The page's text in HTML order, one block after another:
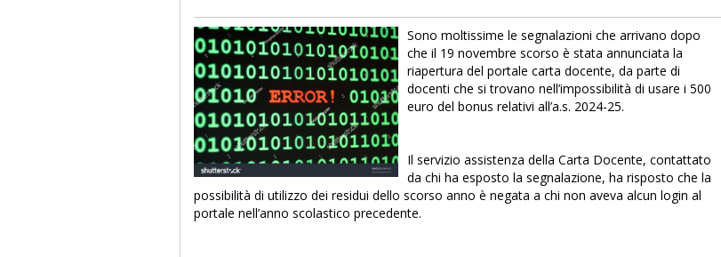
Sono moltissime le segnalazioni che arrivano dopo
che il 19 novembre scorso è stata annunciata la
riapertura del portale carta docente, da parte di
docenti che si trovano nell’impossibilità di usare i 500
euro del bonus relativi all’a.s. 2024-25.
Il servizio assistenza della Carta Docente, contattato
da chi ha esposto la segnalazione, ha risposto che la
possibilità di utilizzo dei residui dello scorso anno è negata a chi non aveva alcun login al
portale nell’anno scolastico precedente.